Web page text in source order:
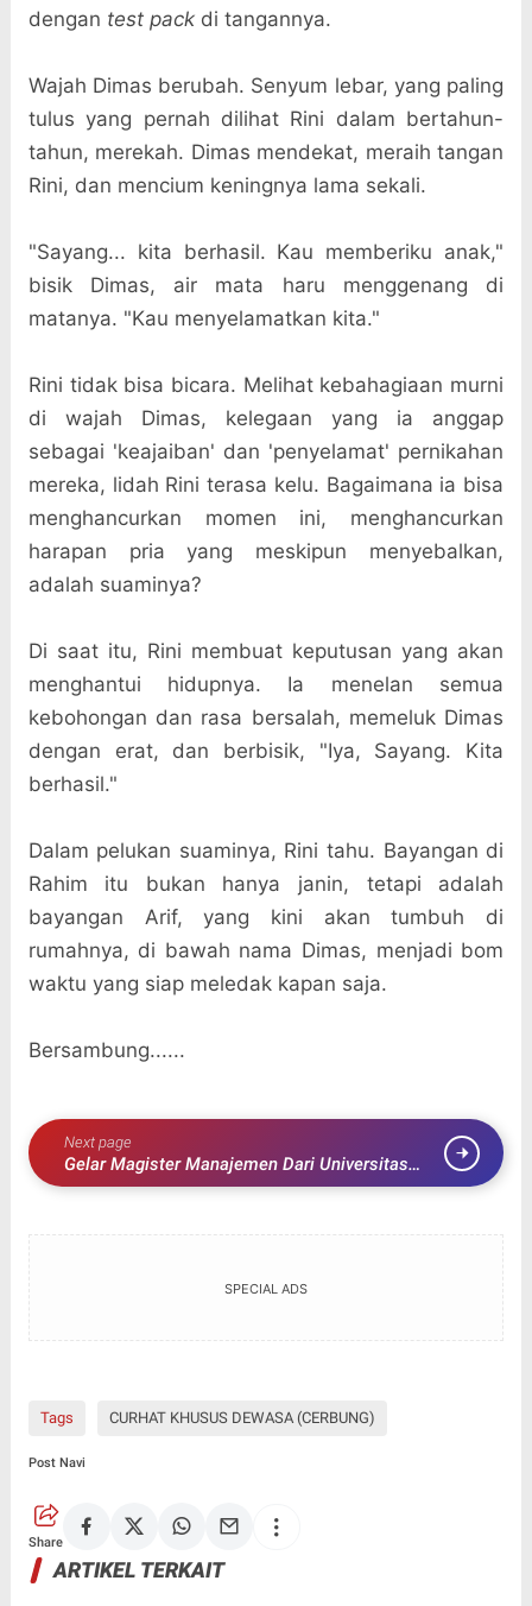
dengan test packdi tangannya.
Wajah Dimas berubah. Senyum lebar, yang paling
tulus yang pernah dilihat Rini dalam bertahun-
tahun, merekah. Dimas mendekat, meraih tangan
Rini, dan mencium keningnya lama sekali.
"Sayang... kita berhasil. Kau memberiku anak,"
bisik Dimas, air mata haru menggenang di
matanya. "Kau menyelamatkan kita."
Rini tidak bisa bicara. Melihat kebahagiaan murni
di wajah Dimas, kelegaan yang ia anggap
sebagai 'keajaiban' dan 'penyelamat' pernikahan
mereka, lidah Rini terasa kelu. Bagaimana ia bisa
menghancurkan momen ini, menghancurkan
harapan pria yang meskipun menyebalkan,
adalah suaminya?
Di saat itu, Rini membuat keputusan yang akan
menghantui hidupnya. Ia menelan semua
kebohongan dan rasa bersalah, memeluk Dimas
dengan erat, dan berbisik, "Iya, Sayang. Kita
berhasil."
Dalam pelukan suaminya, Rini tahu. Bayangan di
Rahim itu bukan hanya janin, tetapi adalah
bayangan Arif, yang kini akan tumbuh di
rumahnya, di bawah nama Dimas, menjadi bom
waktu yang siap meledak kapan saja.
Bersambung......
Next page
Gelar Magister Manajemen Dari Universitas
Lancang Kuning Resmi di Sandang Bupati Zukri
SPECIAL ADS
Tags CURHAT KHUSUS DEWASA (CERBUNG)
Post Navi
Share
ARTIKEL TERKAIT